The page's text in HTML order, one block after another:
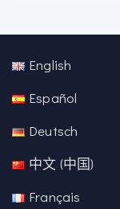
English
Español
Deutsch
中文 (中国)
Français